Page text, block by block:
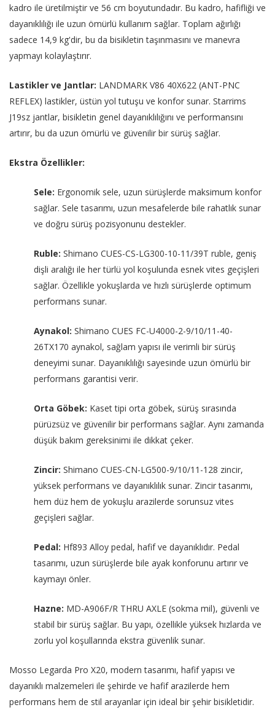
kadro ile üretilmiştir ve 56 cm boyutundadır. Bu kadro, hafifliği ve
dayanıklılığı ile uzun ömürlü kullanım sağlar. Toplam ağırlığı
sadece 14,9 kg'dir, bu da bisikletin taşınmasını ve manevra
yapmayı kolaylaştırır.
Lastikler ve Jantlar: LANDMARK V86 40X622 (ANT-PNC
REFLEX) lastikler, üstün yol tutuşu ve konfor sunar. Starrims
J19sz jantlar, bisikletin genel dayanıklılığını ve performansını
artırır, bu da uzun ömürlü ve güvenilir bir sürüş sağlar.
Ekstra Özellikler:
Sele: Ergonomik sele, uzun sürüşlerde maksimum konfor
sağlar. Sele tasarımı, uzun mesafelerde bile rahatlık sunar
ve doğru sürüş pozisyonunu destekler.
Ruble: Shimano CUES-CS-LG300-10-11/39T ruble, geniş
dişli aralığı ile her türlü yol koşulunda esnek vites geçişleri
sağlar. Özellikle yokuşlarda ve hızlı sürüşlerde optimum
performans sunar.
Aynakol: Shimano CUES FC-U4000-2-9/10/11-40-
26TX170 aynakol, sağlam yapısı ile verimli bir sürüş
deneyimi sunar. Dayanıklılığı sayesinde uzun ömürlü bir
performans garantisi verir.
Orta Göbek: Kaset tipi orta göbek, sürüş sırasında
pürüzsüz ve güvenilir bir performans sağlar. Aynı zamanda
düşük bakım gereksinimi ile dikkat çeker.
Zincir: Shimano CUES-CN-LG500-9/10/11-128 zincir,
yüksek performans ve dayanıklılık sunar. Zincir tasarımı,
hem düz hem de yokuşlu arazilerde sorunsuz vites
geçişleri sağlar.
Pedal: Hf893 Alloy pedal, hafif ve dayanıklıdır. Pedal
tasarımı, uzun sürüşlerde bile ayak konforunu artırır ve
kaymayı önler.
Hazne: MD-A906F/R THRU AXLE (sokma mil), güvenli ve
stabil bir sürüş sağlar. Bu yapı, özellikle yüksek hızlarda ve
zorlu yol koşullarında ekstra güvenlik sunar.
Mosso Legarda Pro X20, modern tasarımı, hafif yapısı ve
dayanıklı malzemeleri ile şehirde ve hafif arazilerde hem
performans hem de stil arayanlar için ideal bir şehir bisikletidir.